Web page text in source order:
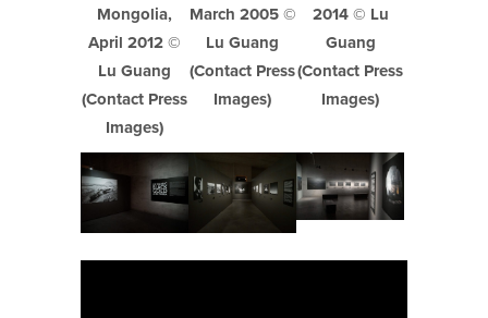
Mongolia,
April 2012 ©
Lu Guang
(Contact Press
Images)
March 2005 ©
Lu Guang
(Contact Press
Images)
2014 © Lu
Guang
(Contact Press
Images)